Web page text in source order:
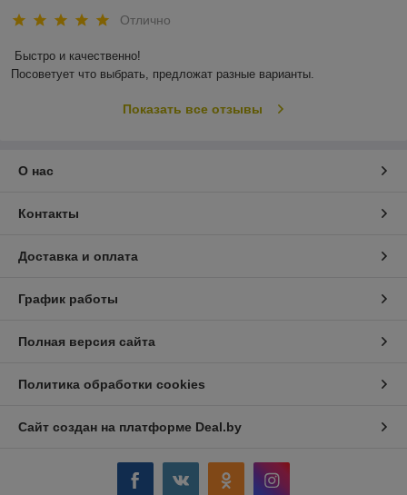
Отлично
Быстро и качественно!
Посоветует что выбрать, предложат разные варианты.
Показать все отзывы
О нас
Контакты
Доставка и оплата
График работы
Полная версия сайта
Политика обработки cookies
Сайт создан на платформе Deal.by